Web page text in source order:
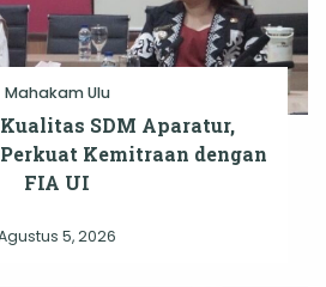
Mahakam Ulu
SDM Aparatur,
Kemitraan dengan
FIA UI
5, 2026